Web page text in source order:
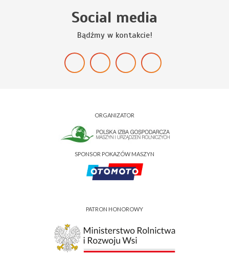
Social media
Bądźmy w kontakcie!
ORGANIZATOR
SPONSOR POKAZÓW MASZYN
PATRON HONOROWY